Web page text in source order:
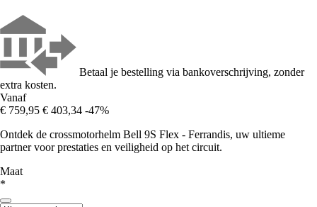
Betaal je bestelling via bankoverschrijving, zonder
extra kosten.
Vanaf
€ 759,95 € 403,34 -47%
Ontdek de crossmotorhelm Bell 9S Flex - Ferrandis, uw ultieme
partner voor prestaties en veiligheid op het circuit.
Maat
*